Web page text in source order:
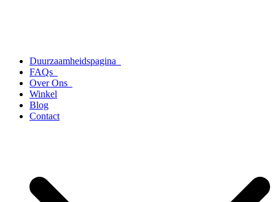
Duurzaamheidspagina
FAQs
Over Ons
Winkel
Blog
Contact